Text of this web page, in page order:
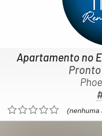
Apartamento no
(nenhuma